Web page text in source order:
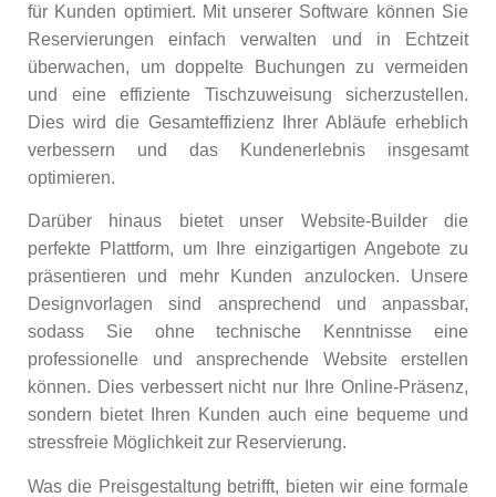
für Kunden optimiert. Mit unserer Software können Sie
Reservierungen einfach verwalten und in Echtzeit
überwachen, um doppelte Buchungen zu vermeiden
und eine effiziente Tischzuweisung sicherzustellen.
Dies wird die Gesamteffizienz Ihrer Abläufe erheblich
verbessern und das Kundenerlebnis insgesamt
optimieren.
Darüber hinaus bietet unser Website-Builder die
perfekte Plattform, um Ihre einzigartigen Angebote zu
präsentieren und mehr Kunden anzulocken. Unsere
Designvorlagen sind ansprechend und anpassbar,
sodass Sie ohne technische Kenntnisse eine
professionelle und ansprechende Website erstellen
können. Dies verbessert nicht nur Ihre Online-Präsenz,
sondern bietet Ihren Kunden auch eine bequeme und
stressfreie Möglichkeit zur Reservierung.
Was die Preisgestaltung betrifft, bieten wir eine formale